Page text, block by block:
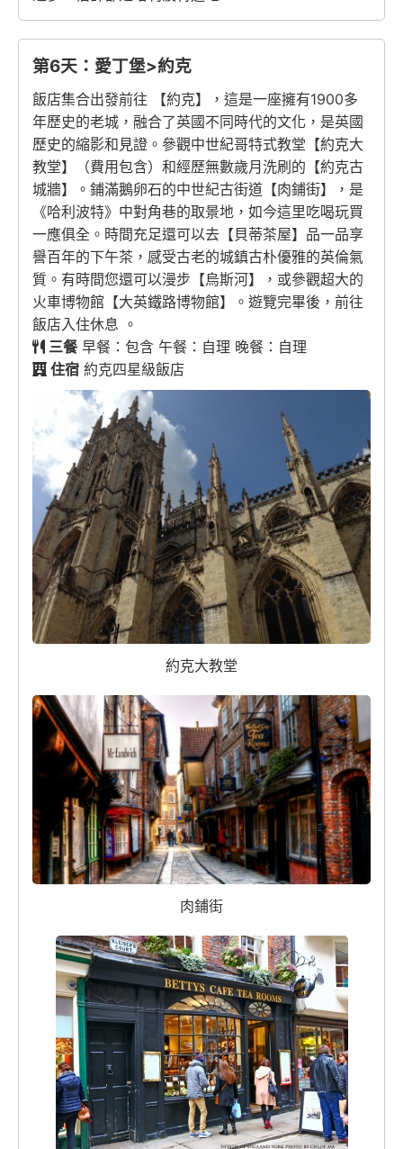
第6天：愛丁堡>約克
飯店集合出發前往 【約克】，這是一座擁有1900多
年歷史的老城，融合了英國不同時代的文化，是英國
歷史的縮影和見證。參觀中世紀哥特式教堂【約克大
教堂】（費用包含）和經歷無數歲月洗刷的【約克古
城牆】。鋪滿鵝卵石的中世紀古街道【肉鋪街】，是
《哈利波特》中對角巷的取景地，如今這里吃喝玩買
一應俱全。時間充足還可以去【貝蒂茶屋】品一品享
譽百年的下午茶，感受古老的城鎮古朴優雅的英倫氣
質。有時間您還可以漫步【烏斯河】，或參觀超大的
火車博物館【大英鐵路博物館】。遊覽完畢後，前往
飯店入住休息 。
三餐早餐：包含 午餐：自理 晚餐：自理
住宿 約克四星級飯店
約克大教堂
肉鋪街